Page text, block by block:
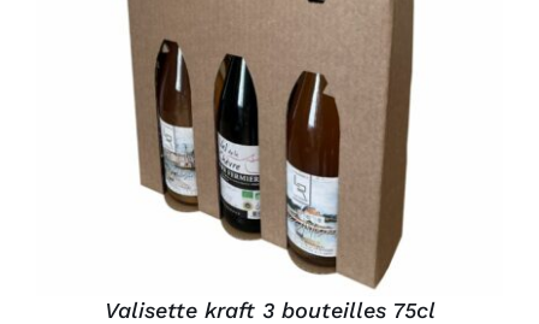
DÉTAILS
Valisette kraft 3 bouteilles 75cl